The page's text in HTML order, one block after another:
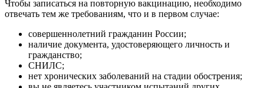
Чтобы записаться на повторную вакцинацию, необходимо
отвечать тем же требованиям, что и в первом случае:
совершеннолетний гражданин России;
наличие документа, удостоверяющего личность и
гражданство;
СНИЛС;
нет хронических заболеваний на стадии обострения;